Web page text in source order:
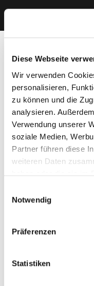
Diese Webseite
Wir verwenden
personalisieren,
zu können und die
analysieren.
Verwendung unserer
soziale Medien,
Partner führen diese
weiteren Daten
Cookies, wenn Sie
Notwendig
Präferenzen
Statistiken